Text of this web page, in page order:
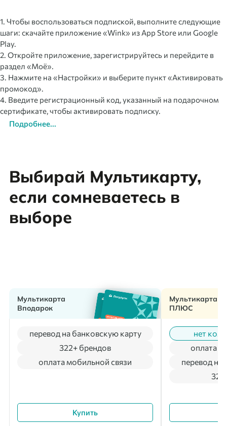
1. Чтобы воспользоваться подпиской, выполните следующие
шаги: скачайте приложение «Wink» из App Store или Google
Play.
2. Откройте приложение, зарегистрируйтесь и перейдите в
раздел «Моё».
3. Нажмите на «Настройки» и выберите пункт «Активировать
промокод».
4. Введите регистрационный код, указанный на подарочном
сертификате, чтобы активировать подписку.
Подробнее...
Выбирай Мультикарту,
если сомневаетесь в
выборе
Мультикарта
Вподарок
оплата мобильной связи
перевод на банковскую карту
322+ брендов
Купить
Мультикарта
ПЛЮС
нет
оплата
перевод на